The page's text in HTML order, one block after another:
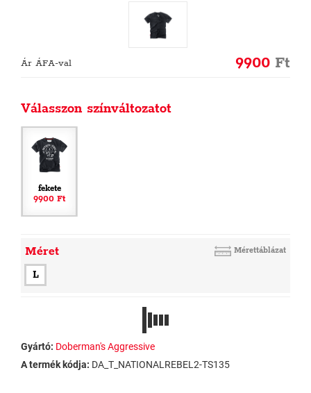
Ár ÁFA-val 9900 Ft
Válasszon színváltozatot
fekete
9900 Ft
Méret Mérettáblázat
L
Gyártó: Doberman's Aggressive
A termék kódja: DA_T_NATIONALREBEL2-TS135